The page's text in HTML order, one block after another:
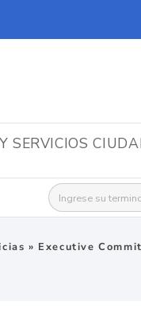
SERVICIOS
Buscar:
» Executive